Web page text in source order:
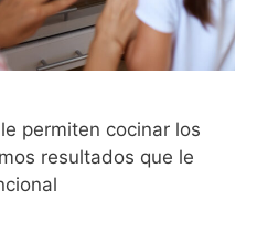
permiten cocinar los
resultados que le